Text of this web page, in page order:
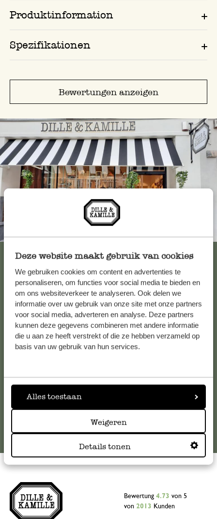
Deze website maakt gebruik van cookies
We gebruiken cookies om content en advertenties te
personaliseren, om functies voor social media te bieden en
om ons websiteverkeer te analyseren. Ook delen we
informatie over uw gebruik van onze site met onze partners
voor social media, adverteren en analyse. Deze partners
kunnen deze gegevens combineren met andere informatie
die u aan ze heeft verstrekt of die ze hebben verzameld op
basis van uw gebruik van hun services.
Alles toestaan
Weigeren
Details tonen
Produktinformation
Spezifikationen
Bewertungen anzeigen
Alle 62 Geschäfte anzeigen
Kundenservice/Hilfe
Falls Sie Fragen haben oder Tipps und Hilfe brauchen, wenden
Sie sich bitte an unseren Kundenservice. Oder lesen Sie hier
die Antworten aufhäufig gestellte Fragen
Online-Kundenservice
Bewertung 4.73 von 5
von 2013 Kunden